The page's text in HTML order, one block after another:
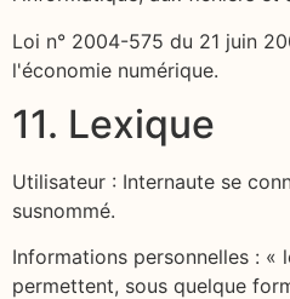
Loi n° 2004-575 du 21 juin
l'économie numérique.
11. Lexique
Utilisateur : Internaute se
susnommé.
Informations personnelles : «
permettent, sous quelque